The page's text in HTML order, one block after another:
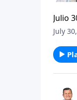
Julio
del
July